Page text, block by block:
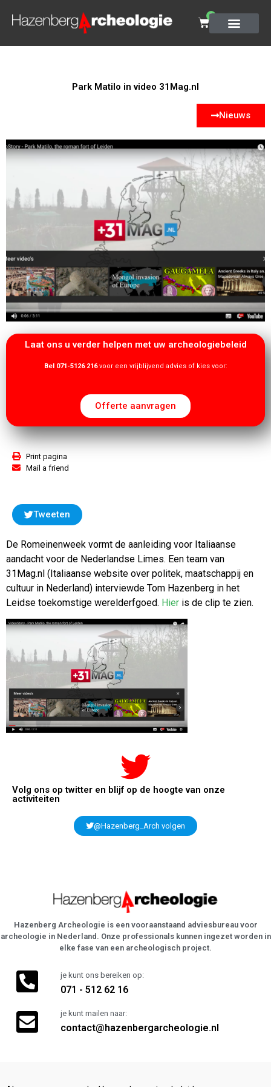
0
Park Matilo in video 31Mag.nl
Nieuws
Laat ons u verder helpen met uw archeologiebeleid
Bel 071-5126 216voor een vrijblijvend advies of kies voor:
Offerte aanvragen
Print pagina
Mail a friend
Tweeten
De Romeinenweek vormt de aanleiding voor Italiaanse
aandacht voor de Nederlandse Limes. Een team van
31Mag.nl (Italiaanse website over politek, maatschappij en
cultuur in Nederland) interviewde Tom Hazenberg in het
Leidse toekomstige werelderfgoed. Hier is de clip te zien.
Volg ons op twitter en blijf op de hoogte van onze
activiteiten
@Hazenberg_Arch volgen
Hazenberg Archeologie is een vooraanstaand adviesbureau voor
archeologie in Nederland. Onze professionals kunnen ingezet worden in
elke fase van een archeologisch project.
je kunt ons bereiken op:
071 - 512 62 16
je kunt mailen naar:
contact@hazenbergarcheologie.nl